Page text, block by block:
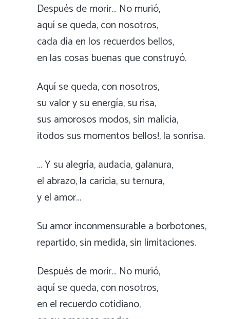
Después de morir… No murió,
aquí se queda, con nosotros,
cada día en los recuerdos bellos,
en las cosas buenas que construyó.
Aquí se queda, con nosotros,
su valor y su energía, su risa,
sus amorosos modos, sin malicia,
¡todos sus momentos bellos!, la sonrisa.
… Y su alegría, audacia, galanura,
el abrazo, la caricia, su ternura,
y el amor…
Su amor inconmensurable a borbotones,
repartido, sin medida, sin limitaciones.
Después de morir… No murió,
aquí se queda, con nosotros,
en el recuerdo cotidiano,